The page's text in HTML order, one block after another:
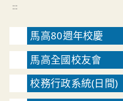
:::
馬高80週年校慶
馬高全國校友會
校務行政系統(日間)